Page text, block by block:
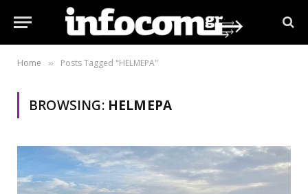
Home » Posts Tagged "HELMEPA"
BROWSING: HELMEPA